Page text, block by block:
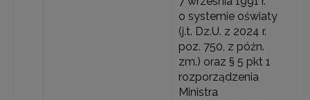
o systemie oświaty
(j.t. Dz.U. z 2024 r.
poz. 750, z późn.
zm.) oraz § 5 pkt 1
rozporządzenia
Ministra